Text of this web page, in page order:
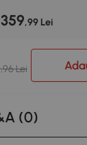
359,99 Lei
Lei
(0)